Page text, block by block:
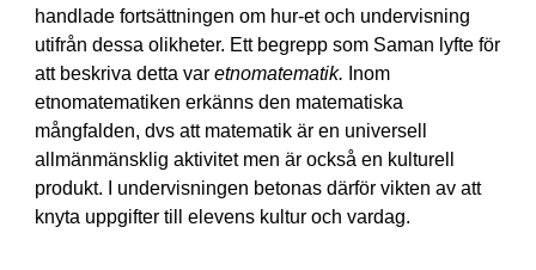
handlade fortsättningen om hur-et och undervisning
utifrån dessa olikheter. Ett begrepp som Saman lyfte för
att beskriva detta var etnomatematik. Inom
etnomatematiken erkänns den matematiska
mångfalden, dvs att matematik är en universell
allmänmänsklig aktivitet men är också en kulturell
produkt. I undervisningen betonas därför vikten av att
knyta uppgifter till elevens kultur och vardag.